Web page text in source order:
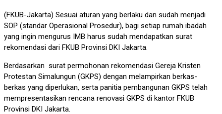
(FKUB-Jakarta) Sesuai aturan yang berlaku dan sudah menjadi
SOP (standar Operasional Prosedur), bagi setiap rumah ibadah
yang ingin mengurus IMB harus sudah mendapatkan surat
rekomendasi dari FKUB Provinsi DKI Jakarta.
Berdasarkan surat permohonan rekomendasi Gereja Kristen
Protestan Simalungun (GKPS) dengan melampirkan berkas-
berkas yang diperlukan, serta panitia pembangunan GKPS telah
mempresentasikan rencana renovasi GKPS di kantor FKUB
Provinsi DKI Jakarta.